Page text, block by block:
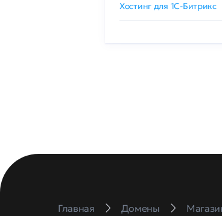
Хостинг для 1C-Битрикс
Главная Домены